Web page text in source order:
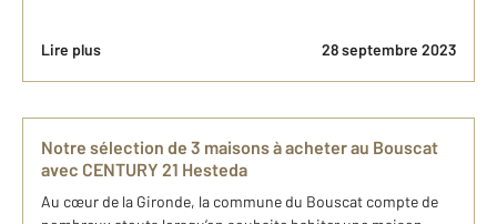
Lire plus 28 septembre 2023
Notre sélection de 3 maisons à acheter au Bouscat
avec CENTURY 21 Hesteda
Au cœur de la Gironde, la commune du Bouscat compte de